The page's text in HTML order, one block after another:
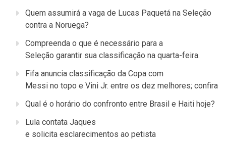
Quem assumirá a vaga de Lucas Paquetá na Seleção
contra a Noruega?
Compreenda o que é necessário para a
Seleção garantir sua classificação na quarta-feira.
Fifa anuncia classificação da Copa com
Messi no topo e Vini Jr. entre os dez melhores; confira
Qual é o horário do confronto entre Brasil e Haiti hoje?
Lula contata Jaques
e solicita esclarecimentos ao petista